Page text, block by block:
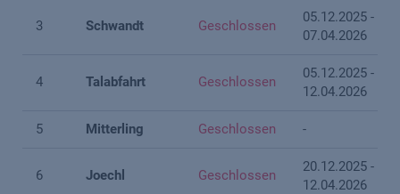
3 Schwandt Geschlossen
05.12.2025 -
07.04.2026
4 Talabfahrt Geschlossen
05.12.2025 -
12.04.2026
5 Mitterling Geschlossen -
6 Joechl Geschlossen
20.12.2025 -
12.04.2026